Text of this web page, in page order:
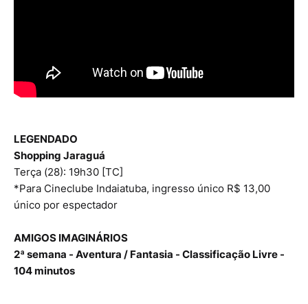
LEGENDADO
Shopping Jaraguá
Terça (28): 19h30 [TC]
*Para Cineclube Indaiatuba, ingresso único R$ 13,00
único por espectador
AMIGOS IMAGINÁRIOS
2ª semana - Aventura / Fantasia - Classificação Livre -
104 minutos